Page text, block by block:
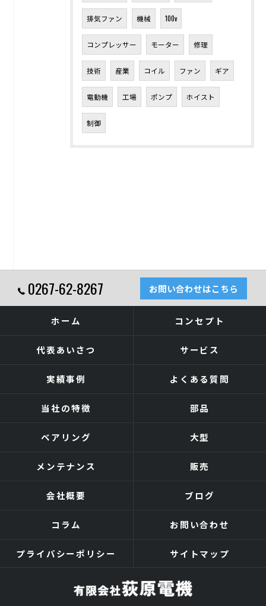
排気ファン 機械 100v
コンプレッサー モーター 修理
技術 産業 コイル ファン ギア
電動機 工場 ポンプ ホイスト
制御
0267-62-8267 お問い合わせはこちら
ホーム コンセプト
代表あいさつ サービス
実績事例 よくある質問
当社の特徴 部品
ベアリング 大型
メンテナンス 販売
会社概要 ブログ
コラム お問い合わせ
プライバシーポリシー サイトマップ